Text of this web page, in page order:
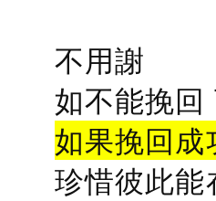
不用謝
如不能挽
如果挽回
珍惜彼此